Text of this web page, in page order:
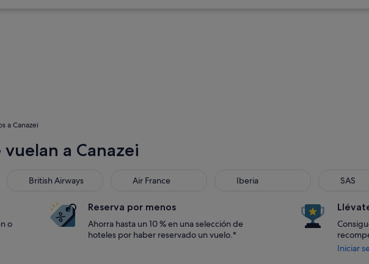
a Canazei
a Canazei
British Airways
British Airways Air France
Air France Iberia
Iberia SAS
o
Reserva por menos
Ahorra hasta un 10 % en una selección de
hoteles por haber reservado un vuelo.*
Iniciar